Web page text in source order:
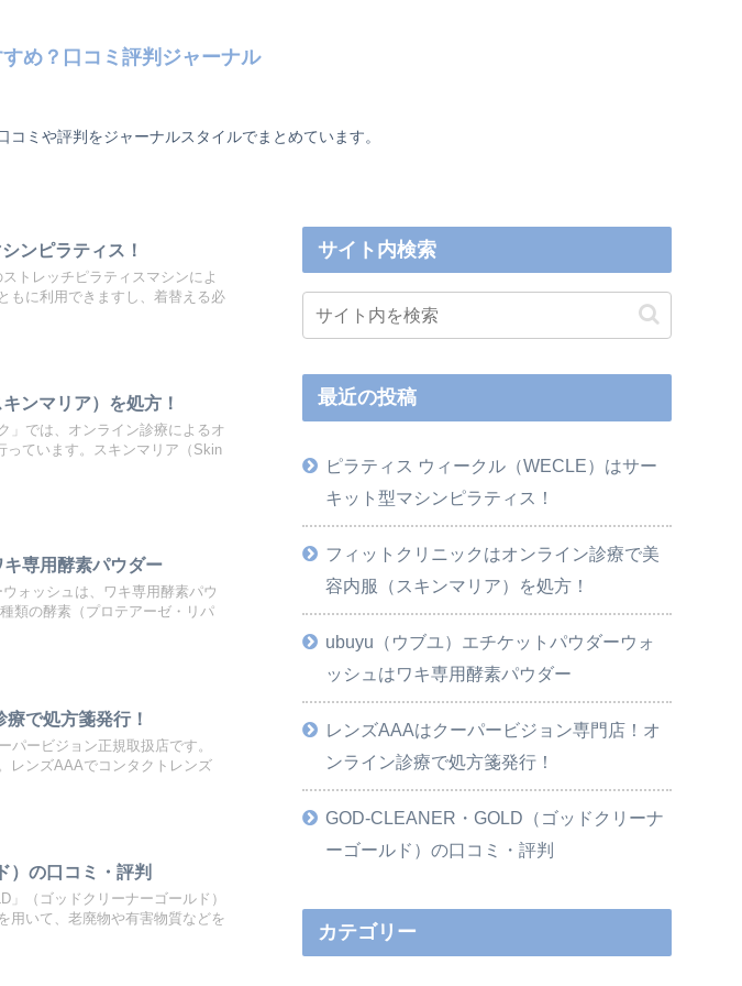
め？口コミ評判ジャーナル
ミや評判をジャーナルスタイルでまとめています。
ンピラティス！
トレッチピラティスマシンによ
もに利用できますし、着替える必
ンマリア）を処方！
」では、オンライン診療によるオ
っています。スキンマリア（Skin
専用酵素パウダー
ォッシュは、ワキ専用酵素パウ
類の酵素（プロテアーゼ・リパ
で処方箋発行！
パービジョン正規取扱店です。
レンズAAAでコンタクトレンズ
）の口コミ・評判
」（ゴッドクリーナーゴールド）
用いて、老廃物や有害物質などを
サイト内検索
最近の投稿
ピラティス ウィークル（WECLE）はサー
キット型マシンピラティス！
フィットクリニックはオンライン診療で美
容内服（スキンマリア）を処方！
ubuyu（ウブユ）エチケットパウダーウォ
ッシュはワキ専用酵素パウダー
レンズAAAはクーパービジョン専門店！オ
ンライン診療で処方箋発行！
GOD-CLEANER・GOLD（ゴッドクリーナ
ーゴールド）の口コミ・評判
カテゴリー